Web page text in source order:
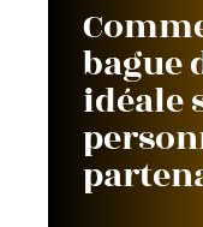
bague
idéale